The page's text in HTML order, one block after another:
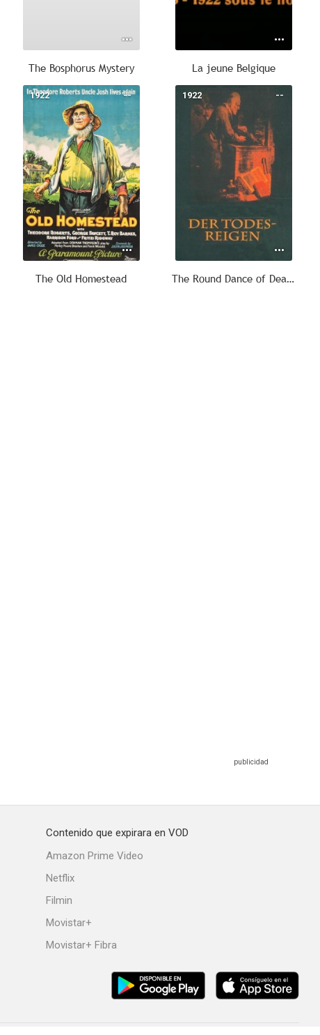
The Bosphorus Mystery La jeune Belgique
--
1922
The Old Homestead
--
1922
The Round Dance of Death
Contenido que expirara en VOD
Amazon Prime Video
Netflix
Filmin
Movistar+
Movistar+ Fibra